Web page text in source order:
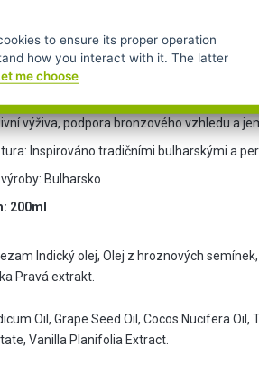
přísná nařízení Evropské unie o
výživa, podpora bronzového vzhledu a
Inspirováno tradičními bulharskými a
Bulharsko
200ml
Indický olej, Olej z hroznových
Pravá extrakt.
Oil, Grape Seed Oil, Cocos Nucifera
Vanilla Planifolia Extract.
to ensure its proper operation
how you interact with it. The latter
me choose